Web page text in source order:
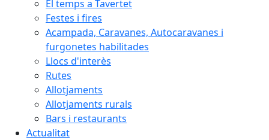
El temps a Tavertet
Festes i fires
Acampada, Caravanes, Autocaravanes i
furgonetes habilitades
Llocs d'interès
Rutes
Allotjaments
Allotjaments rurals
Bars i restaurants
Actualitat